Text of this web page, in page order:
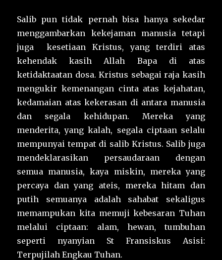
Salib pun tidak pernah bisa hanya sekedar
menggambarkan kekejaman manusia tetapi
juga kesetiaan Kristus, yang terdiri atas
kehendak kasih Allah Bapa di atas
ketidaktaatan dosa. Kristus sebagai raja kasih
mengukir kemenangan cinta atas kejahatan,
kedamaian atas kekerasan di antara manusia
dan segala kehidupan. Mereka yang
menderita, yang kalah, segala ciptaan selalu
mempunyai tempat di salib Kristus. Salib juga
mendeklarasikan persaudaraan dengan
semua manusia, kaya miskin, mereka yang
percaya dan yang ateis, mereka hitam dan
putih semuanya adalah sahabat sekaligus
memampukan kita memuji kebesaran Tuhan
melalui ciptaan: alam, hewan, tumbuhan
seperti nyanyian St Fransiskus Asisi:
Terpujilah Engkau Tuhan.